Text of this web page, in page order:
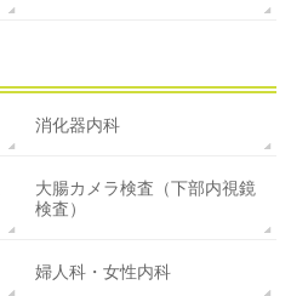
消化器内科
大腸カメラ検査（下部内視鏡
検査）
婦人科・女性内科